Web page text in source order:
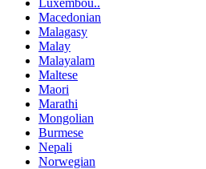
Macedonian
Malagasy
Malay
Malayalam
Maltese
Maori
Marathi
Mongolian
Burmese
Nepali
Norwegian